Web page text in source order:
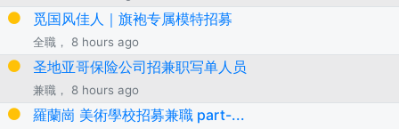
觅国风佳人｜旗袍专属模特招募
全職， 8 hours ago
圣地亚哥保险公司招兼职写单人员
兼職， 8 hours ago
羅蘭崗 美術學校招募兼職 part-...